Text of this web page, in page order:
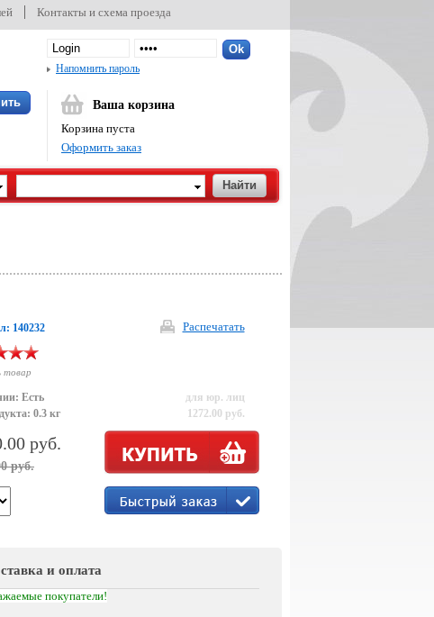
Контакты и схема проезда
Напомнить пароль
Ваша корзина
Корзина пуста
Оформить заказ
140232 Распечатать
товар
Есть
0.3 кг
для юр. лиц
1272.00 руб.
руб.
руб.
и оплата
покупатели!